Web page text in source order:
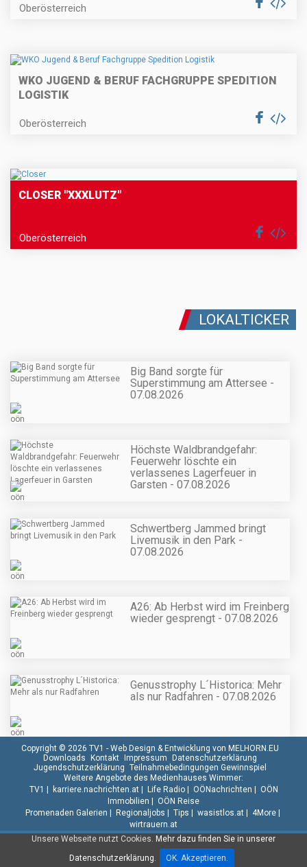
Oberösterreich
WKO JUGEND & BERUF FACHGRUPPE SPEDITION
LOGISTIK
Oberösterreich
CLOSER "XXXLUTZ"
Oberösterreich
LOKALTICKER
Big Band sorgte für
Superstimmung am Attersee -
07.08.2026
Höchste Waldbrandgefahr:
Feuerwehr löschte ein
verlassenes Lagerfeuer in
Garsten - 07.08.2026
Schwertberg Jammed bringt
Livemusik in den Park -
07.08.2026
A26: Ab Herbst wird im Freinberg
wieder gesprengt - 07.08.2026
Genusstrophy L´Historica: Mehr
als nur Radfahren - 07.08.2026
Unsere Webseite nutzt Cookies. Mehr dazu finden Sie in unserer
Datenschutzerklärung.
OK. Akzeptieren.
Copyright © 2026 TV1 - Web Design & Entwicklung von MELHORN.EU
Downloads
Kontakt Impressum
Datenschutzerklärung
Jugendschutzerklärung Teilnahmebedingungen Gewinnspiel
Weitere Angebote des Medienhauses Wimmer:
TV1
karriere.nachrichten.at| Life Radio| OÖNachrichten
OÖN
Immobilien
OÖN Reise
Promenaden Galerien
Regionaljobs Tips wasistlos.at| 4More|
wirtrauern.at